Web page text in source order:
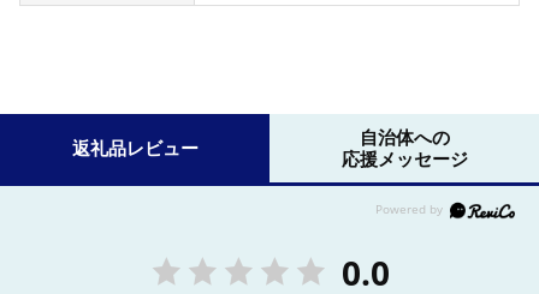
返礼品レビュー
自治体への
応援メッセージ
0.0